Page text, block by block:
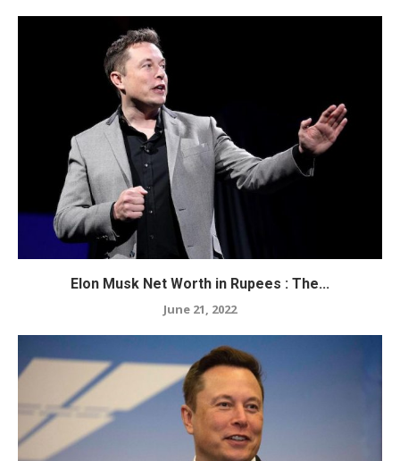
Elon Musk Net Worth in Rupees : The...
June 21, 2022